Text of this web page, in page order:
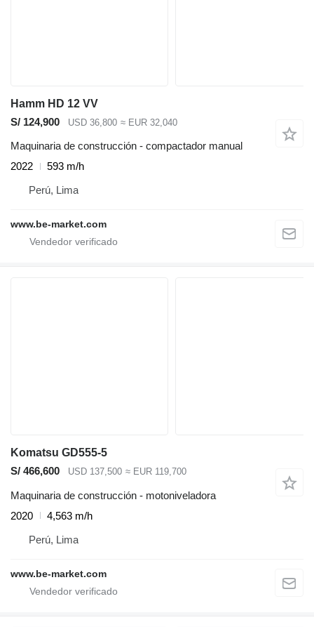
Hamm HD 12 VV
S/ 124,900
USD 36,800 ≈ EUR 32,040
Maquinaria de construcción - compactador manual
2022
593 m/h
Perú, Lima
www.be-market.com
Komatsu GD555-5
S/ 466,600
USD 137,500 ≈ EUR 119,700
Maquinaria de construcción - motoniveladora
2020
4,563 m/h
Perú, Lima
www.be-market.com